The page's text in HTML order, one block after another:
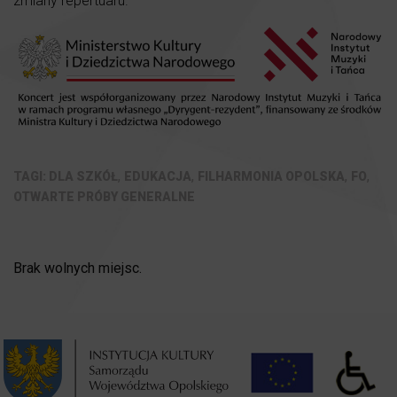
Brak wolnych miejsc.